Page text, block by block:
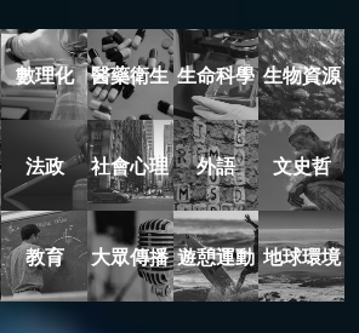
數理化 醫藥衛生 生命科學 生物資源
法政 社會心理 外語 文史哲
教育 大眾傳播 遊憩運動 地球環境